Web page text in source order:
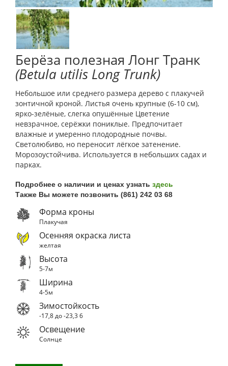
Берёза полезная Лонг Транк
(Betula utilis Long Trunk)
Небольшое или среднего размера дерево с плакучей
зонтичной кроной. Листья очень крупные (6-10 см),
ярко-зелёные, слегка опушённые Цветение
невзрачное, серёжки пониклые. Предпочитает
влажные и умеренно плодородные почвы.
Светолюбиво, но переносит лёгкое затенение.
Морозоустойчива. Используется в небольших садах и
парках.
Подробнее о наличии и ценах узнать здесь
Также Вы можете позвонить (861) 242 03 68
Форма кроны
Плакучая
Осенняя окраска листа
желтая
Высота
5-7м
Ширина
4-5м
Зимостойкость
-17,8 до -23,36
Освещение
Солнце